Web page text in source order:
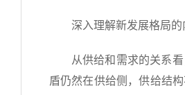
深入理解新发展格局的
从供给和需求的关系
盾仍然在供给侧，供给结